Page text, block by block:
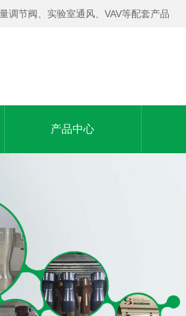
节阀、实验室通风、VAV等配套产品
产品中心